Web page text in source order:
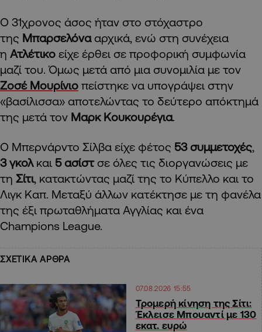
Ο 31χρονος άσος ήταν στο στόχαστρο
της Μπαρσελόνα αρχικά, ενώ στη συνέχεια
η Ατλέτικο είχε έρθει σε προφορική συμφωνία
μαζί του. Όμως μετά από μια συνομιλία με τον
Ζοσέ Μουρίνιο πείστηκε να υπογράψει στην
«βασίλισσα» αποτελώντας το δεύτερο απόκτημά
της μετά τον Μαρκ Κουκουρέγια.
Ο Μπερνάρντο Σίλβα είχε φέτος 53 συμμετοχές,
3 γκολκαι 5 ασίστσε όλες τις διοργανώσεις με
τη Σίτι, κατακτώντας μαζί της το Κύπελλο και το
Λιγκ Καπ. Μεταξύ άλλων κατέκτησε με τη φανέλα
της έξι πρωταθλήματα Αγγλίας και ένα
Champions League.
ΣΧΕΤΙΚΑ ΑΡΘΡΑ
07.08.2026 15:55
Τρομερή κίνηση της Σίτι:
Έκλεισε Μπουαντί με 130
εκατ. ευρώ